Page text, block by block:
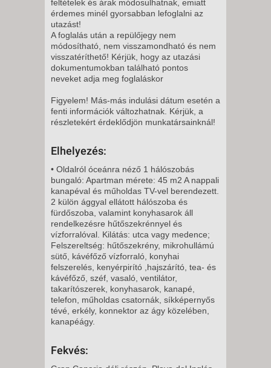
2026. NOVEMBER 21.,
SZOMBAT -
11 NAP / 10 ÉJSZAKA
2026. NOVEMBER 21.,
SZOMBAT -
8 NAP / 7 ÉJSZAKA
2026. NOVEMBER 23., HÉTFŐ -
2026. NOVEMBER 23., HÉTFŐ -
12 NAP / 11 ÉJSZAKA
2026. NOVEMBER 23., HÉTFŐ -
5 NAP / 4 ÉJSZAKA
2026. NOVEMBER 24., KEDD -
12 NAP / 11 ÉJSZAKA
2026. NOVEMBER 24., KEDD -
8 NAP / 7 ÉJSZAKA
2026. NOVEMBER 24., KEDD -
5 NAP / 4 ÉJSZAKA
-
feltételek és árak módosulhatnak, emiatt
érdemes minél gyorsabban lefoglalni az
utazást!
A foglalás után a repülőjegy nem
módosítható, nem visszamondható és nem
visszatéríthető! Kérjük, hogy az utazási
dokumentumokban található pontos
neveket adja meg foglaláskor
Figyelem! Más-más indulási dátum esetén a
fenti információk változhatnak. Kérjük, a
részletekért érdeklődjön munkatársainknál!
Elhelyezés:
• Oldalról óceánra néző 1 hálószobás
bungaló: Apartman mérete: 45 m2 A nappali
kanapéval és műholdas TV-vel berendezett.
2 külön ággyal ellátott hálószoba és
fürdőszoba, valamint konyhasarok áll
rendelkezésre hűtőszekrénnyel és
vízforralóval. Kilátás: utca vagy medence;
Felszereltség: hűtőszekrény, mikrohullámú
sütő, kávéfőző vízforraló, konyhai
felszerelés, kenyérpirító ,hajszárító, tea- és
kávéfőző, széf, vasaló, ventilátor,
takarítószerek, konyhasarok, kanapé,
telefon, műholdas csatornák, síkképernyős
tévé, erkély, konnektor az ágy közelében,
kanapéágy.
Fekvés: